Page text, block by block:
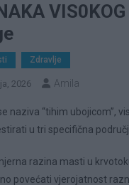
Zdravlje
2026 Amila
naziva “tihim ubojicom”,
u tri specifična
razina masti u
povećati vjerojatnost